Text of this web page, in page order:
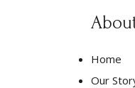
Home
Our